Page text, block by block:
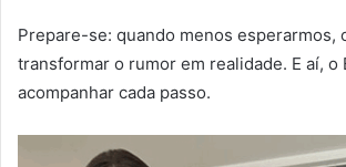
Prepare-se: quando menos esperarmos,
transformar o rumor em realidade. E aí, o
acompanhar cada passo.